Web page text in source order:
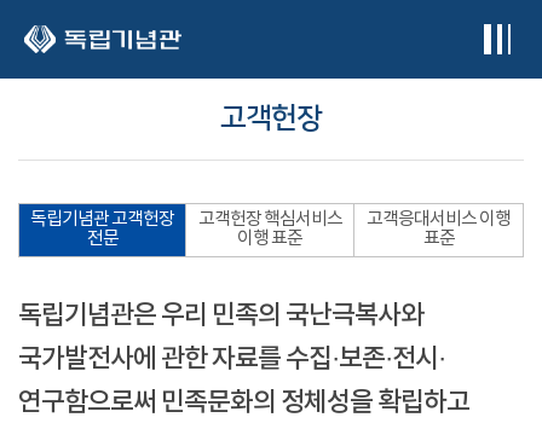
고객헌장
독립기념관 고객헌장
전문
고객헌장 핵심서비스
이행 표준
고객응대서비스 이행
표준
독립기념관은 우리 민족의 국난극복사와
국가발전사에 관한 자료를 수집·보존·전시·
연구함으로써 민족문화의 정체성을 확립하고